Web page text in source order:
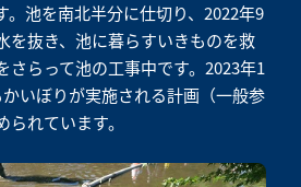
。池を南北半分に仕切り、2022年9
を抜き、池に暮らすいきものを救
さらって池の工事中です。2023年1
いぼりが実施される計画（一般参
れています。